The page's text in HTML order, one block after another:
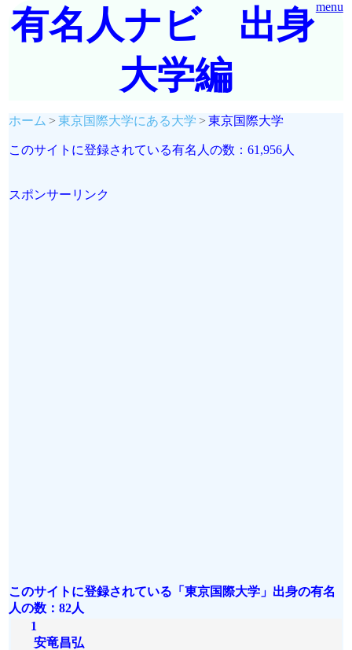
menu
有名人ナビ 出身
大学編
ホーム 東京国際大学にある大学 東京国際大学
このサイトに登録されている有名人の数：61,956人
スポンサーリンク
このサイトに登録されている「東京国際大学」出身の有名
人の数：82人
1
安竜昌弘